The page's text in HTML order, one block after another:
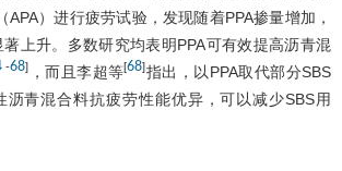
APA）进行疲劳试验，发现随着PPA掺量增加，
上升。多数研究均表明PPA可有效提高沥青混
-68] ，而且李超等[68]指出，以PPA取代部分SBS
沥青混合料抗疲劳性能优异，可以减少SBS用